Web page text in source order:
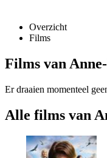
Overzicht
Films
Films van
Er draaien momenteel
Alle films van